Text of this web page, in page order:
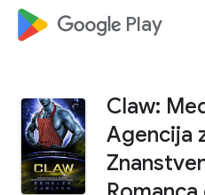
google_logo Play
Claw:
Agencija